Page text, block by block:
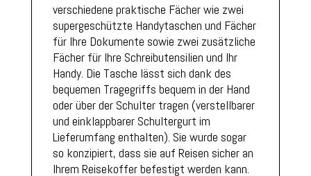
verschiedene praktische Fächer wie zwei
supergeschützte Handytaschen und Fächer
für Ihre Dokumente sowie zwei zusätzliche
Fächer für Ihre Schreibutensilien und Ihr
Handy. Die Tasche lässt sich dank des
bequemen Tragegriffs bequem in der Hand
oder über der Schulter tragen (verstellbarer
und einklappbarer Schultergurt im
Lieferumfang enthalten). Sie wurde sogar
so konzipiert, dass sie auf Reisen sicher an
Ihrem Reisekoffer befestigt werden kann.